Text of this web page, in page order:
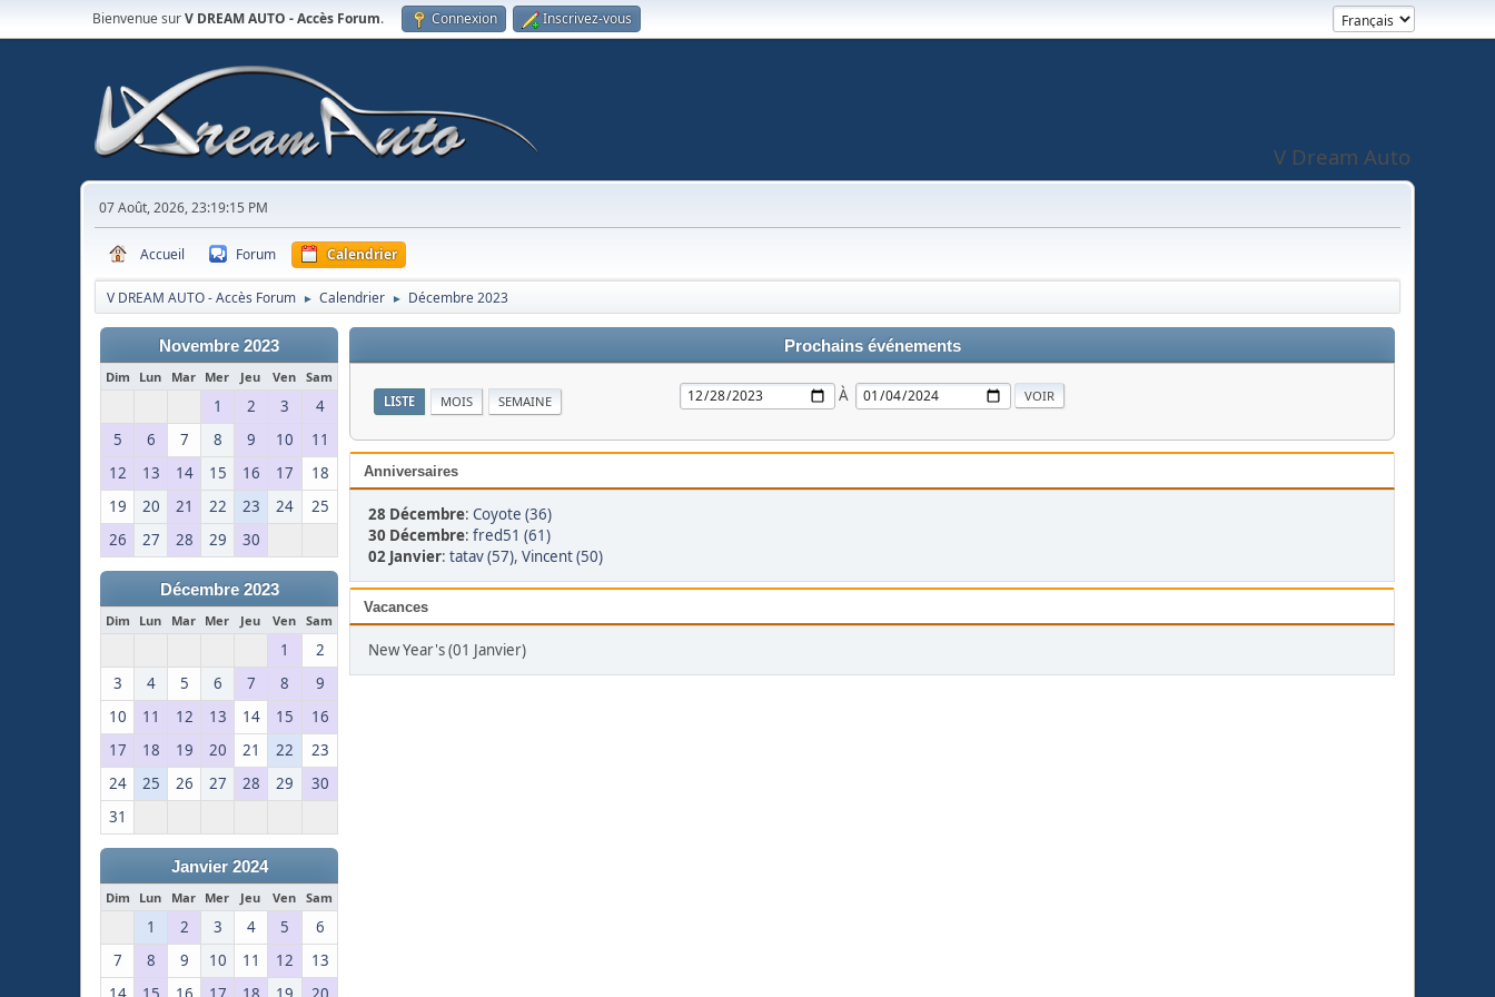
Bienvenue surV DREAM AUTO - Accès Forum. Connexion Inscrivez-vous
V Dream Auto
07 Août, 2026, 23:19:15 PM
Accueil Forum Calendrier
V DREAM AUTO - Accès Forum ► Calendrier ► Décembre 2023
Novembre 2023
Dim Lun Mar Mer Jeu Ven Sam
1 2 3
4
5
6 7 8 9 10
11
12
13 14 15 16 17
18
19
20 21 22 23 24
25
26
27 28 29 30
Décembre 2023
Dim Lun Mar Mer Jeu Ven Sam
1
2
3
4 5 6 7 8
9
10
11 12 13 14 15
16
17
18 19 20 21 22
23
24
25 26 27 28 29
30
31
Janvier 2024
Dim Lun Mar Mer Jeu Ven Sam
1 2 3 4 5
6
7
8 9 10 11 12
13
Prochains événements
LISTE MOIS SEMAINE À
Anniversaires
28 Décembre: Coyote (36)
30 Décembre: fred51 (61)
02 Janvier: tatav (57), Vincent (50)
Vacances
New Year's (01 Janvier)